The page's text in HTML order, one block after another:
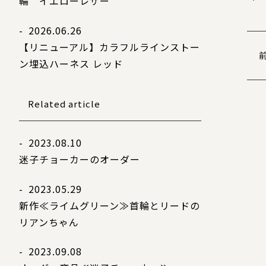
- 2026.06.26
【リニューアル】カラフルラインストー
ン埋込ハーネス レッド
Related article
- 2023.08.10
迷子チョーカーのオーダー
- 2023.05.29
新作≪ライムグリーン≫首輪とリードの
リアンちゃん
- 2023.09.08